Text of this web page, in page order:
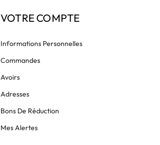
VOTRE COMPTE
Informations Personnelles
Commandes
Avoirs
Adresses
Bons De Réduction
Mes Alertes